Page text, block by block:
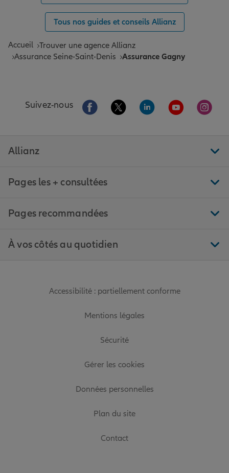
Tous nos guides et conseils Allianz
Accueil Trouver une agence Allianz
Assurance Seine-Saint-Denis
Assurance Gagny
Suivez-nous Aller sur la page Facebook de Allianz
Aller sur la page Twitter de
Aller sur la page
Aller sur la
Aller
Allianz
Pages les + consultées
Pages recommandées
À vos côtés au quotidien
Accessibilité : partiellement conforme
Mentions légales
Sécurité
Gérer les cookies
Données personnelles
Plan du site
Contact